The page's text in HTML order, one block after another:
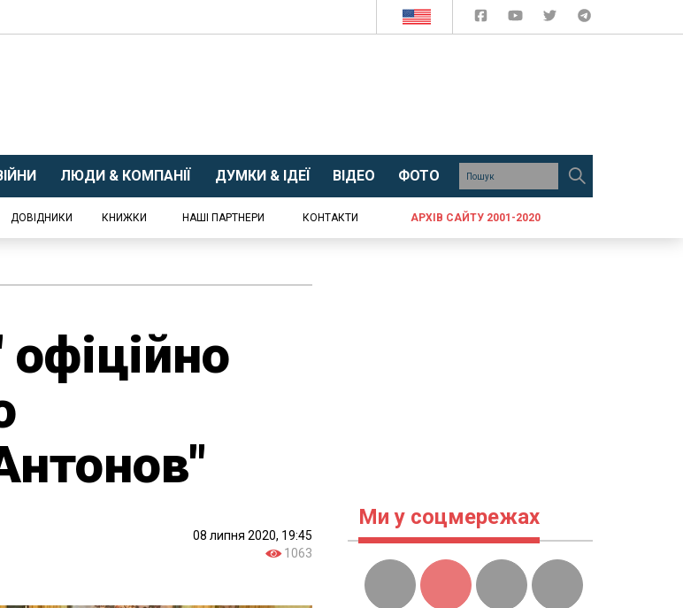
ЛЮДИ & КОМПАНІЇ ДУМКИ & ІДЕЇ ВІДЕО ФОТО
ДОВІДНИКИ КНИЖКИ НАШІ ПАРТНЕРИ КОНТАКТИ АРХІВ САЙТУ 2001-2020
08 липня 2020, 19:45
1063
Ми у соцмережах